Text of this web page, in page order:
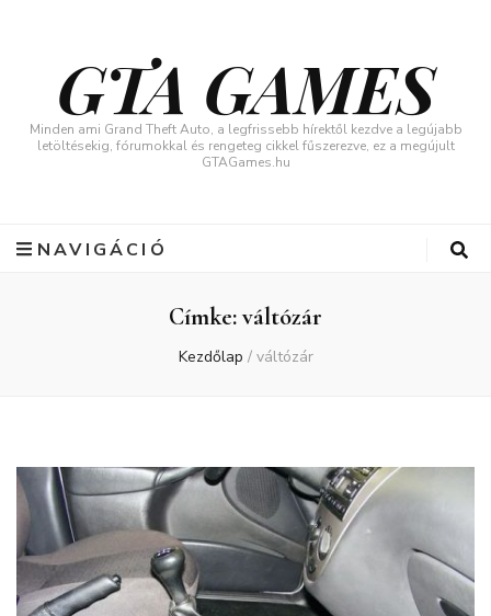
GTA GAMES
Minden ami Grand Theft Auto, a legfrissebb hírektől kezdve a legújabb
letöltésekig, fórumokkal és rengeteg cikkel fűszerezve, ez a megújult
GTAGames.hu
NAVIGÁCIÓ
Címke:váltózár
Kezdőlap / váltózár